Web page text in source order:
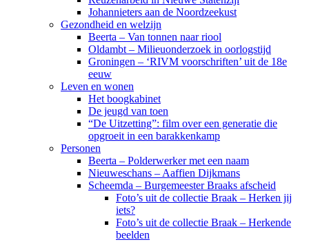
Johannieters aan de Noordzeekust
Gezondheid en welzijn
Beerta – Van tonnen naar riool
Oldambt – Milieuonderzoek in oorlogstijd
Groningen – ‘RIVM voorschriften’ uit de 18e
eeuw
Leven en wonen
Het boogkabinet
De jeugd van toen
“De Uitzetting”: film over een generatie die
opgroeit in een barakkenkamp
Personen
Beerta – Polderwerker met een naam
Nieuweschans – Aaffien Dijkmans
Scheemda – Burgemeester Braaks afscheid
Foto’s uit de collectie Braak – Herken jij
iets?
Foto’s uit de collectie Braak – Herkende
beelden